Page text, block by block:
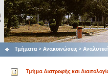
Τμήματα > Ανακοινώσεις >
Tμήμα Διατροφής και